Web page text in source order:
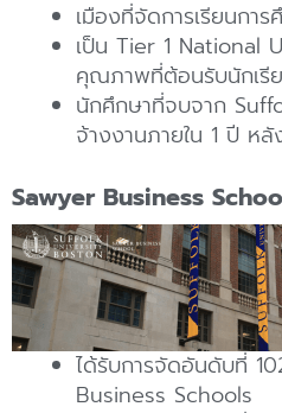
เมืองที่จัดการเรียนกา
เป็น Tier 1 National
คุณภาพที่ต้อนรับนักเรี
นักศึกษาที่จบจาก
จ้างงานภายใน 1 ปี หลั
Sawyer Business
ได้รับการจัดอันดับที่
Business Schools